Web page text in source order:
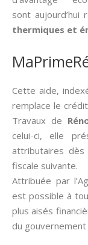
sont
thermiques et
Cette aide,
remplace le
Travaux de
celui-ci, elle
attributaires dès
fiscale suivante.
Attribuée par
est possible à
plus aisés
du gouvernement